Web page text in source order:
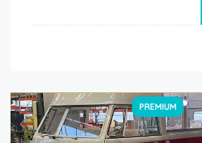
PREMIUM